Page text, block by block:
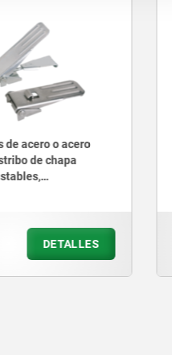
de acero o acero
de chapa
DETALLES